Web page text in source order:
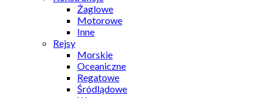
Żaglowe
Motorowe
Inne
Rejsy
Morskie
Oceaniczne
Regatowe
Śródlądowe